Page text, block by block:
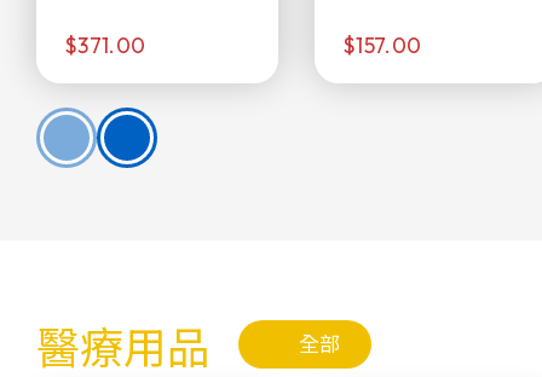
$371.00 $157.00
醫療用品 全部